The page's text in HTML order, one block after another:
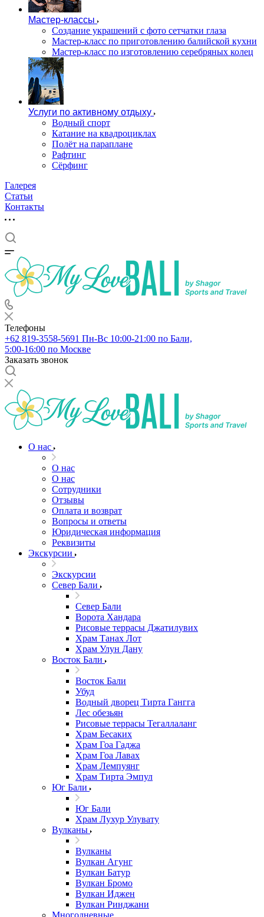
Мастер-классы
Создание украшений с фото сетчатки глаза
Мастер-класс по приготовлению балийской кухни
Мастер-класс по изготовлению серебряных колец
Услуги по активному отдыху
Водный спорт
Катание на квадроциклах
Полёт на параплане
Рафтинг
Сёрфинг
Галерея
Статьи
Контакты
Телефоны
+62 819‑3558‑5691‬ Пн-Вс 10:00-21:00 по Бали,
5:00-16:00 по Москве
Заказать звонок
О нас
О нас
О нас
Сотрудники
Отзывы
Оплата и возврат
Вопросы и ответы
Юридическая информация
Реквизиты
Экскурсии
Экскурсии
Север Бали
Север Бали
Ворота Хандара
Рисовые террасы Джатилувих
Храм Танах Лот
Храм Улун Дану
Восток Бали
Восток Бали
Убуд
Водный дворец Тирта Гангга
Лес обезьян
Рисовые террасы Тегаллаланг
Храм Бесаких
Храм Гоа Гаджа
Храм Гоа Лавах
Храм Лемпуянг
Храм Тирта Эмпул
Юг Бали
Юг Бали
Храм Лухур Улувату
Вулканы
Вулканы
Вулкан Агунг
Вулкан Батур
Вулкан Бромо
Вулкан Иджен
Вулкан Ринджани
Многодневные